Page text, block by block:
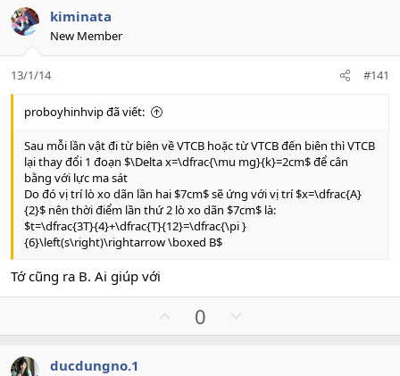
:
kiminata
New Member
13/1/14 #141
proboyhinhvip đã viết:
Sau mỗi lần vật đi từ biên về VTCB hoặc từ VTCB đến biên thì VTCB
lại thay đổi 1 đoạn $\Delta x=\dfrac{\mu mg}{k}=2cm$ để cân
bằng với lực ma sát
Do đó vị trí lò xo dãn lần hai $7cm$ sẽ ứng với vị trí $x=\dfrac{A}
{2}$ nên thời điểm lần thứ 2 lò xo dãn $7cm$ là:
$t=\dfrac{3T}{4}+\dfrac{T}{12}=\dfrac{\pi }
{6}\left(s\right)\rightarrow \boxed B$
Tớ cũng ra B. Ai giúp với
p
0
o
ducdungno.1